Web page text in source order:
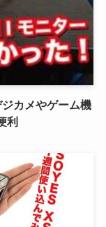
カメやゲーム機
利